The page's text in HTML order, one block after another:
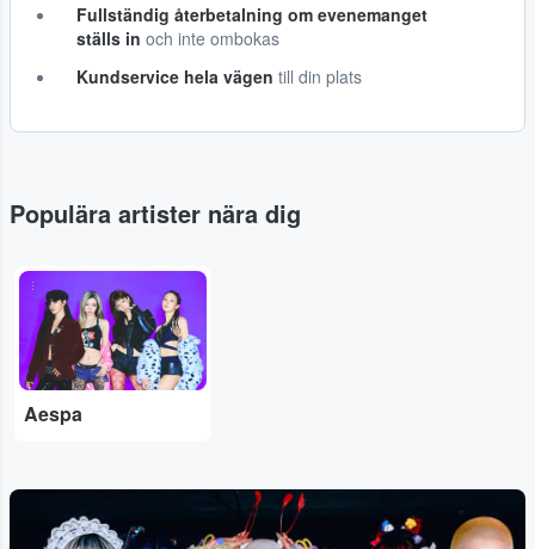
Fullständig återbetalning om evenemanget
ställs in och inte ombokas
Kundservice hela vägen till din plats
Populära artister nära dig
...
Aespa